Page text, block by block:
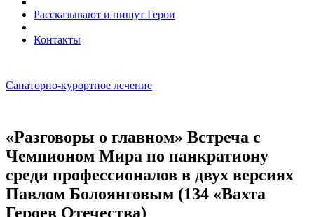
Рассказывают и пишут Герои
Контакты
Санаторно-курортное лечение
«Разговоры о главном» Встреча с
Чемпионом Мира по панкратиону
среди профессионалов в двух версиях
Павлом Болоянговым (134 «Вахта
Героев Отечества)